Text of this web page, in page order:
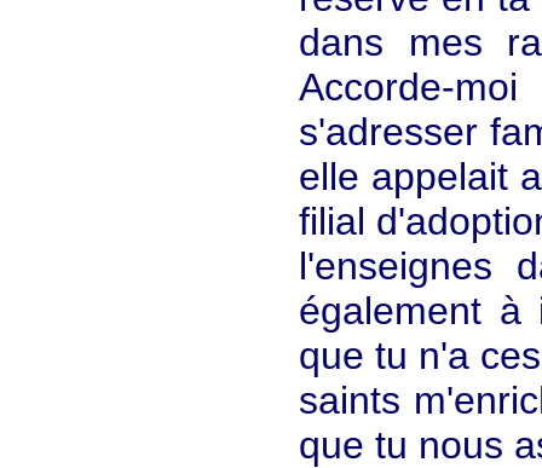
dans mes
Accorde-
s'adresser
elle appelait
filial
l'enseignes
également à
que tu n'a
saints
que tu nous